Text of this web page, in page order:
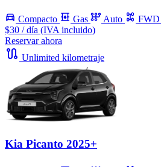
Compacto Gas Auto FWD
$30 / día (IVA incluido)
Reservar ahora
Unlimited kilometraje
Kia Picanto 2025+